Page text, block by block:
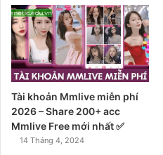
Tài khoản Mmlive miễn phí
2026 – Share 200+ acc
Mmlive Free mới nhất ✅
14 Tháng 4, 2024